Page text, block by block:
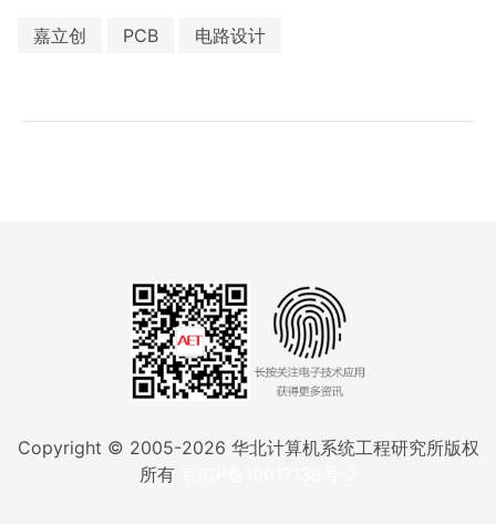
嘉立创 PCB 电路设计
Copyright © 2005-2026 华北计算机系统工程研究所版权
所有